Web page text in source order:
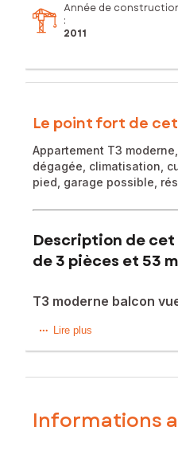
Année de
:
2011
Le point fort de
Appartement T3
dégagée, climatisation,
pied, garage possible,
Description de
de 3 pièces et 53
T3 moderne balcon
SAFTI – Carole et Frédéric
VAULX-EN-VELIN 69120 –
En exclusivité, découvrez
Lire plus
Informations